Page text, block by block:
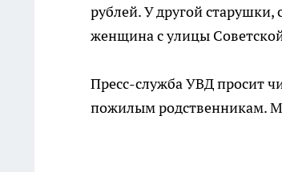
рублей. У другой старушки,
женщина с улицы
Пресс-служба УВД просит
пожилым родственникам.